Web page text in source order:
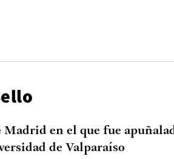
Madrid en el que fue
de Valparaíso